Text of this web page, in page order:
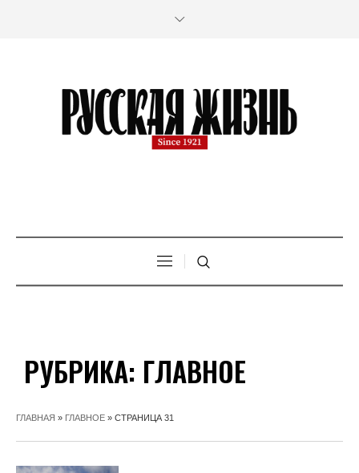
РУБРИКА: ГЛАВНОЕ
ГЛАВНАЯ » ГЛАВНОЕ » СТРАНИЦА 31